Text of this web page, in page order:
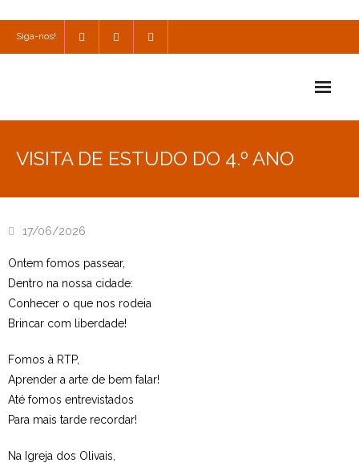
Siga-nos!
Consulta
Estudar no CRSI
Contactos
VISITA DE ESTUDO DO 4.º ANO
17/06/2026
Ontem fomos passear,
Dentro na nossa cidade:
Conhecer o que nos rodeia
Brincar com liberdade!
Fomos à RTP,
Aprender a arte de bem falar!
Até fomos entrevistados
Para mais tarde recordar!
Na Igreja dos Olivais,